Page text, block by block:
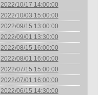
2022/10/17 14:00:00
2022/10/03 15:00:00
2022/09/15 13:00:00
2022/09/01 13:30:00
2022/08/15 16:00:00
2022/08/01 16:00:00
2022/07/15 15:00:00
2022/07/01 16:00:00
2022/06/15 14:30:00